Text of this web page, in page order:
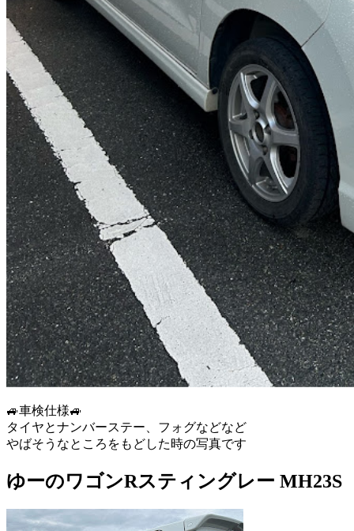
🚙車検仕様🚙
タイヤとナンバーステー、フォグなどなど
やばそうなところをもどした時の写真です
ゆーのワゴンRスティングレー MH23S